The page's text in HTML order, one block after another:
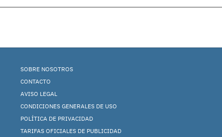
SOBRE NOSOTROS
CONTACTO
AVISO LEGAL
CONDICIONES GENERALES DE USO
POLÍTICA DE PRIVACIDAD
TARIFAS OFICIALES DE PUBLICIDAD